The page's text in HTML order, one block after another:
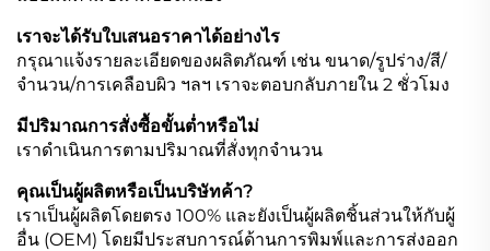
เราจะได้รับใบเสนอราคาได้อย่างไร
กรุณาแจ้งรายละเอียดของผลิตภัณฑ์ เช่น ขนาด/รูปร่าง/สี/
จำนวน/การเคลือบผิว ฯลฯ เราจะตอบกลับภายใน 2 ชั่วโมง
มีปริมาณการสั่งซื้อขั้นต่ำหรือไม่
เราดำเนินการตามปริมาณที่สั่งทุกจำนวน
คุณเป็นผู้ผลิตหรือเป็นบริษัทค้า?
เราเป็นผู้ผลิตโดยตรง 100% และยังเป็นผู้ผลิตชิ้นส่วนให้กับผู้
อื่น (OEM) โดยมีประสบการณ์ด้านการพิมพ์และการส่งออก